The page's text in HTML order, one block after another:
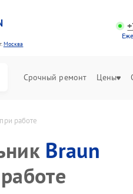
Москва
Срочный ремонт Цены
работе
Braun